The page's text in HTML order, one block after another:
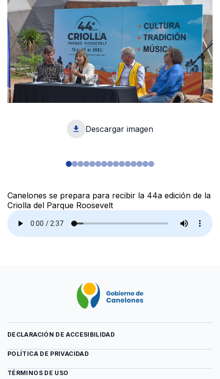
Descargar imagen
1
Canelones se prepara para recibir la 44a edición de la
Criolla del Parque Roosevelt
DECLARACIÓN DE ACCESIBILIDAD
POLÍTICA DE PRIVACIDAD
TÉRMINOS DE USO